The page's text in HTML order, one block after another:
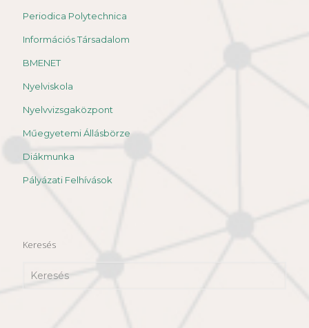
Periodica Polytechnica
Információs Társadalom
BMENET
Nyelviskola
Nyelvvizsgaközpont
Műegyetemi Állásbörze
Diákmunka
Pályázati Felhívások
Keresés